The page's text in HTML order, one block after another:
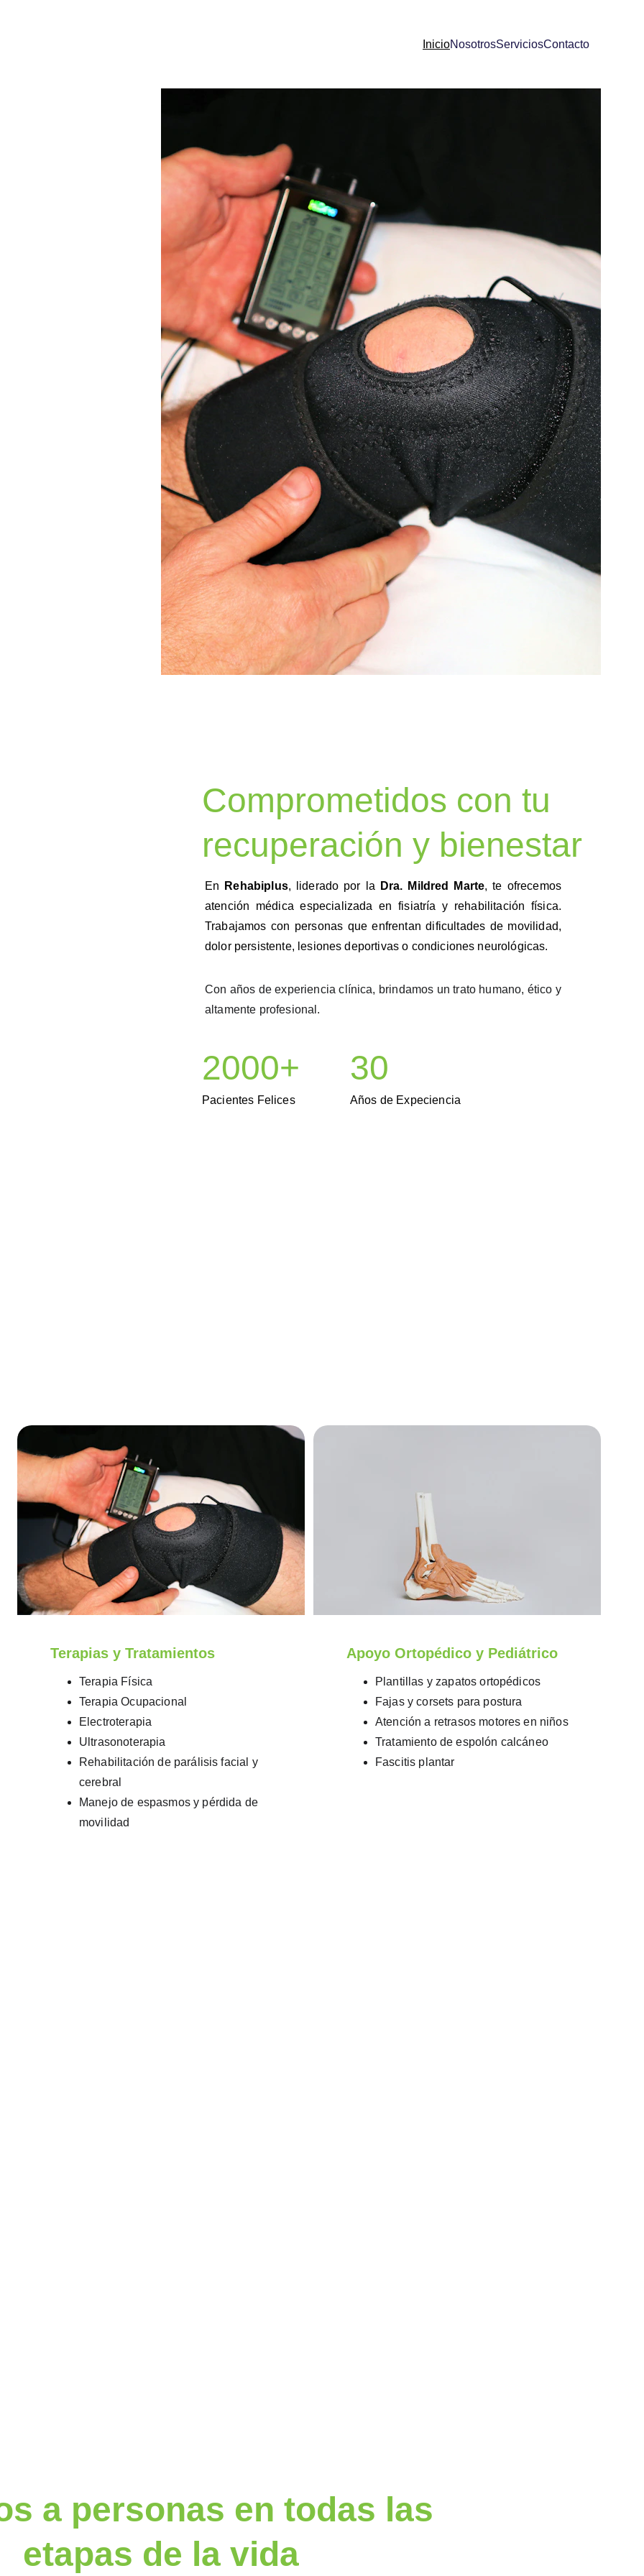
InicioNosotrosServiciosContacto
Comprometidos con tu
recuperación y bienestar
En Rehabiplus, liderado por la Dra. Mildred Marte, te ofrecemos
atención médica especializada en fisiatría y rehabilitación física.
Trabajamos con personas que enfrentan dificultades de movilidad,
dolor persistente, lesiones deportivas o condiciones neurológicas.
Con años de experiencia clínica, brindamos un trato humano, ético y
altamente profesional.
2000+ 30
Años de Expeciencia
Pacientes Felices
Terapias y Tratamientos
Terapia Física
Terapia Ocupacional
Electroterapia
Ultrasonoterapia
Rehabilitación de parálisis facial y
cerebral
Manejo de espasmos y pérdida de
movilidad
Plantillas y zapatos ortopédicos
Fajas y corsets para postura
Atención a retrasos motores en niños
Tratamiento de espolón calcáneo
Fascitis plantar
Apoyo Ortopédico y Pediátrico
a personas en todas las
etapas de la vida